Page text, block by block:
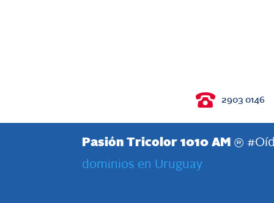
2903 0146
Pasión Tricolor 1010 AM ®
dominios en Uruguay